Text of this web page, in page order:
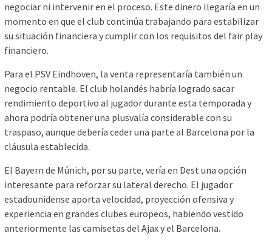
negociar ni intervenir en el proceso. Este dinero llegaría en un
momento en que el club continúa trabajando para estabilizar
su situación financiera y cumplir con los requisitos del fair play
financiero.
Para el PSV Eindhoven, la venta representaría también un
negocio rentable. El club holandés habría logrado sacar
rendimiento deportivo al jugador durante esta temporada y
ahora podría obtener una plusvalía considerable con su
traspaso, aunque debería ceder una parte al Barcelona por la
cláusula establecida.
El Bayern de Múnich, por su parte, vería en Dest una opción
interesante para reforzar su lateral derecho. El jugador
estadounidense aporta velocidad, proyección ofensiva y
experiencia en grandes clubes europeos, habiendo vestido
anteriormente las camisetas del Ajax y el Barcelona.